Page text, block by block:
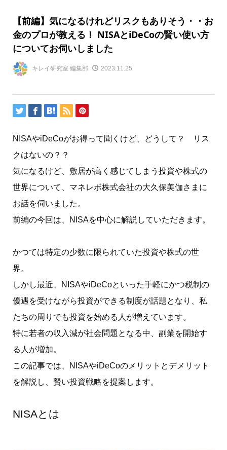
【前編】気になるけれどリスクもありそう・・お
金のプロが教える！ NISAとiDeCoの賢い使い方
についてお伺いしました
キレイ研究室 編集部 2023.11.25
NISAやiDeCoがお得って聞くけど、どうして？ リス
クはないの？？
気になるけど、敷居が高く感じてしまう投資や株式の
世界について、マネレボ株式会社の大久保美伽さまに
お話を伺いました。
前編の今回は、NISAを中心に解説していただきます。
かつては特定の少数に限られていた投資や株式の世
界。
しかし最近、NISAやiDeCoといった手軽にかつ税制の
優遇を受けながら投資ができる制度が話題となり、私
たちの周りでも投資を始める人が増えています。
特に若者の収入減が社会問題となる中、副業を開始す
る人が増加。
この記事では、NISAやiDeCoのメリットとデメリット
を解説し、賢い投資戦略を提案します。
NISAとは